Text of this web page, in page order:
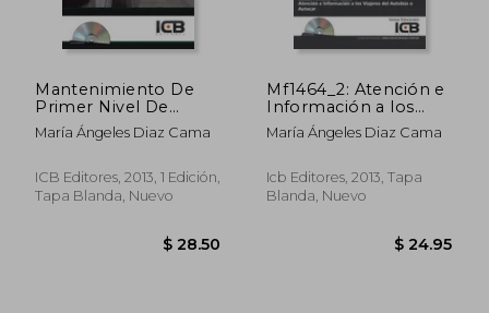
Mantenimiento De
Primer Nivel De
Vehículos De
Transporte Por
Contenido
Multimedia
María Ángeles Diaz Cama
ICB Editores, 2013, 1 Edición,
Tapa Blanda, Nuevo
Mf1464_2: Atención e
Información a los
Viajeros del Autobús
o Autocar- Incluye
Multimedia
María Ángeles Diaz Cama
Icb Editores, 2013, Tapa
Blanda, Nuevo